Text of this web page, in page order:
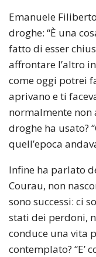
Emanuele
droghe: “È una
fatto di esser
affrontare l’altro
come oggi potrei
aprivano e ti
normalmente non
droghe ha usato?
quell’epoca
Infine ha parlato
Courau, non
sono successi: ci
stati dei perdoni,
conduce una vita
contemplato? “E’